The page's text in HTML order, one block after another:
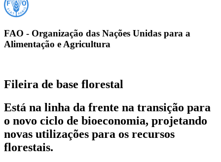
FAO - Organização das Nações Unidas para a
Alimentação e Agricultura
Fileira de base florestal
Está na linha da frente na transição para
o novo ciclo de bioeconomia, projetando
novas utilizações para os recursos
florestais.